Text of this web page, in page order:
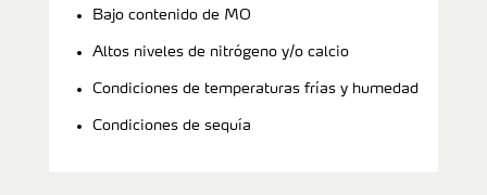
Bajo contenido de MO
Altos niveles de nitrógeno y/o calcio
Condiciones de temperaturas frías y humedad
Condiciones de sequía